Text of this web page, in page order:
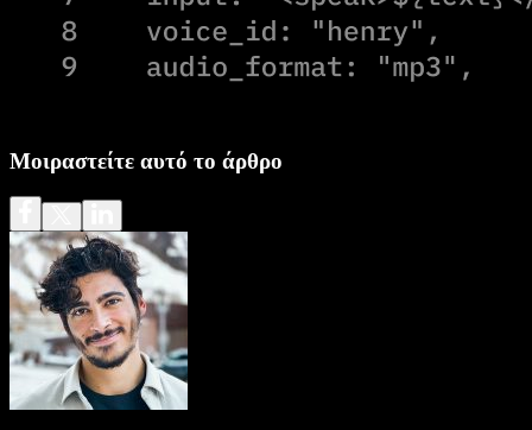
Μοιραστείτε αυτό το άρθρο